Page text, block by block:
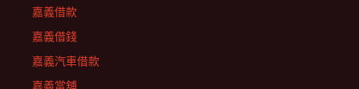
嘉義借款
嘉義借錢
嘉義汽車借款
嘉義當舖